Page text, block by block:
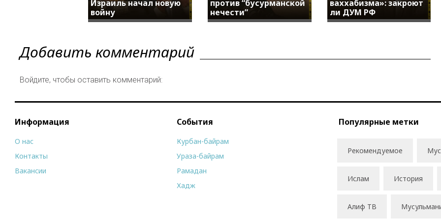
Израиль начал новую
войну
против “бусурманской
нечести”
ваххабизма»: закроют
ли ДУМ РФ
Добавить комментарий
Войдите, чтобы оставить комментарий:
Информация
О нас
Контакты
Вакансии
События
Курбан-байрам
Ураза-байрам
Рамадан
Хадж
Популярные метки
Рекомендуемое
Ислам История
Алиф ТВ